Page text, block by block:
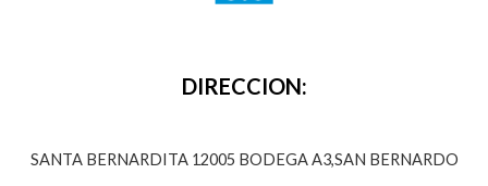
DIRECCION:
SANTA BERNARDITA 12005 BODEGA A3,SAN BERNARDO